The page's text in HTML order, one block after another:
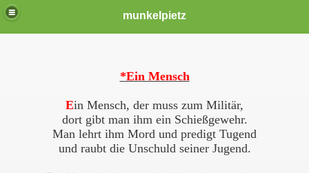
munkelpietz
*Ein Mensch
Ein Mensch, der muss zum Militär,
dort gibt man ihm ein Schießgewehr.
Man lehrt ihm Mord und predigt Tugend
und raubt die Unschuld seiner Jugend.